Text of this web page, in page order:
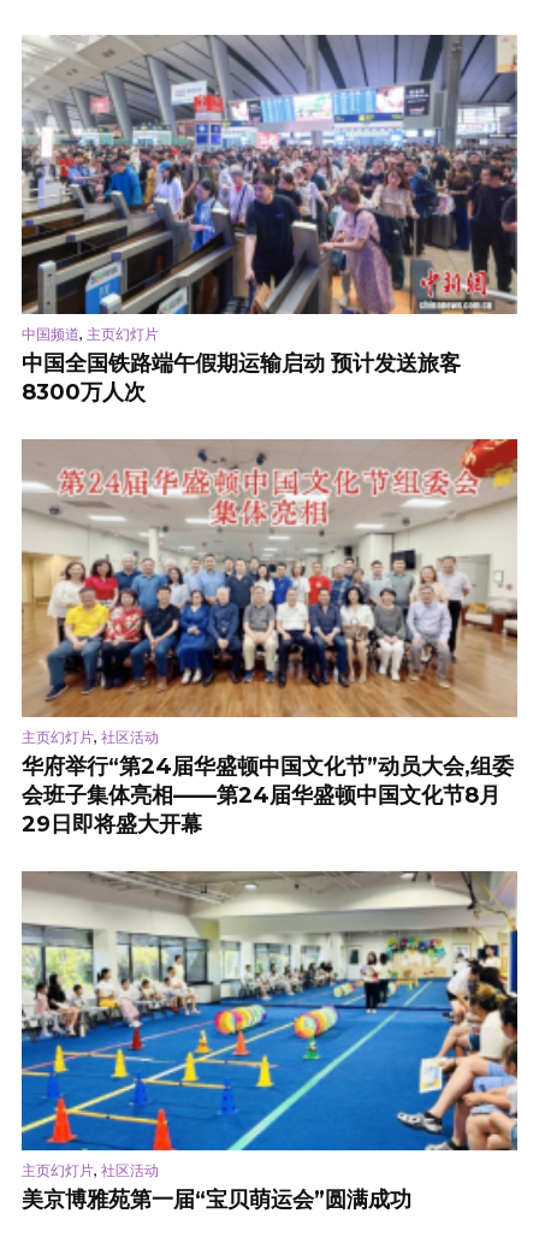
中国频道, 主页幻灯片
中国全国铁路端午假期运输启动 预计发送旅客
8300万人次
主页幻灯片, 社区活动
华府举行“第24届华盛顿中国文化节”动员大会,组委
会班子集体亮相——第24届华盛顿中国文化节8月
29日即将盛大开幕
主页幻灯片, 社区活动
美京博雅苑第一届“宝贝萌运会”圆满成功